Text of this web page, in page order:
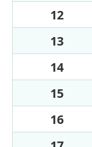
12
13
14
15
16